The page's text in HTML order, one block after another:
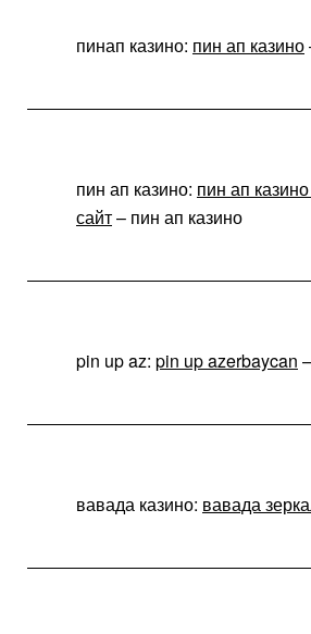
пинап казино: пин ап казино
пин ап казино: пин ап
сайт– пин ап казино
pin up az: pin up azerbaycan
вавада казино: вавада